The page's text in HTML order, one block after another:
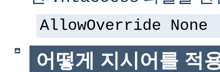
AllowOverride None
어떻게 지시어를 적